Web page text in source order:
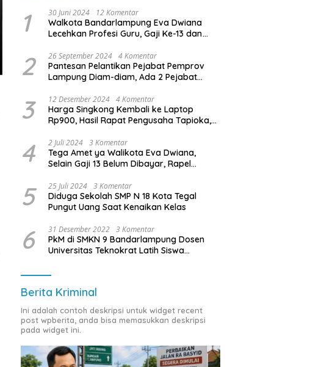
1 30 Juni 2024 12 Komentar
Walkota Bandarlampung Eva Dwiana
Lecehkan Profesi Guru, Gaji Ke-13 dan
2 26 September 2024 4 Komentar
Pantesan Pelantikan Pejabat Pemprov
Lampung Diam-diam, Ada 2 Pejabat
3 12 Desember 2024 4 Komentar
Harga Singkong Kembali ke Laptop
Rp900, Hasil Rapat Pengusaha Tapioka,
Lampung
4 2 Juli 2024 3 Komentar
Tega Amet ya Walikota Eva Dwiana,
Selain Gaji 13 Belum Dibayar, Rapel
Dibayar
5 25 Juli 2024 3 Komentar
Diduga Sekolah SMP N 18 Kota Tegal
Pungut Uang Saat Kenaikan Kelas
6 31 Desember 2022 3 Komentar
PkM di SMKN 9 Bandarlampung Dosen
Universitas Teknokrat Latih Siswa
Berita Kriminal
Ini adalah contoh deskripsi untuk widget recent
post wpberita, anda bisa memasukkan deskripsi
pada widget ini.